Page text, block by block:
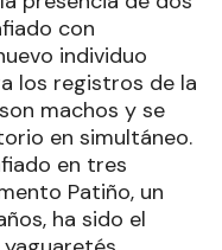
con
individuo
los registros de la
machos y se
en simultáneo.
en tres
Patiño, un
ha sido el